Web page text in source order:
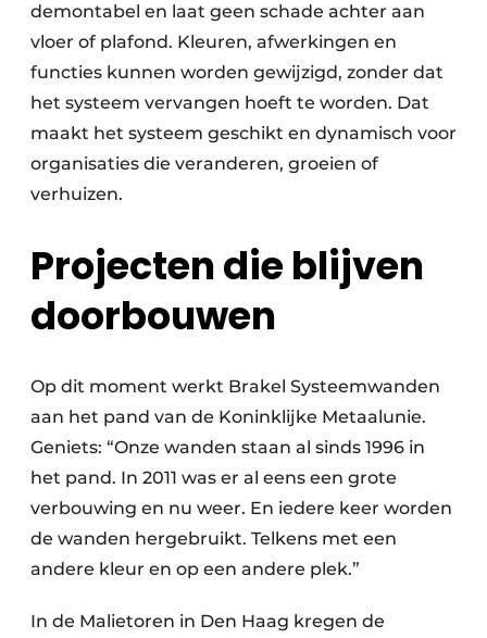
demontabel en laat geen schade achter aan
vloer of plafond. Kleuren, afwerkingen en
functies kunnen worden gewijzigd, zonder dat
het systeem vervangen hoeft te worden. Dat
maakt het systeem geschikt en dynamisch voor
organisaties die veranderen, groeien of
verhuizen.
Projecten die blijven
doorbouwen
Op dit moment werkt Brakel Systeemwanden
aan het pand van de Koninklijke Metaalunie.
Geniets: “Onze wanden staan al sinds 1996 in
het pand. In 2011 was er al eens een grote
verbouwing en nu weer. En iedere keer worden
de wanden hergebruikt. Telkens met een
andere kleur en op een andere plek.”
In de Malietoren in Den Haag kregen de